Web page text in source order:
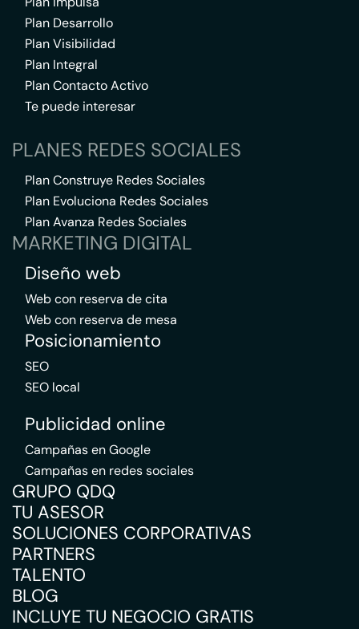
Plan Desarrollo
Plan Visibilidad
Plan Integral
Plan Contacto Activo
Te puede interesar
PLANES REDES SOCIALES
Plan Construye Redes Sociales
Plan Evoluciona Redes Sociales
Plan Avanza Redes Sociales
MARKETING DIGITAL
Diseño web
Web con reserva de cita
Web con reserva de mesa
Posicionamiento
SEO
SEO local
Publicidad online
Campañas en Google
Campañas en redes sociales
GRUPO QDQ
TU ASESOR
SOLUCIONES CORPORATIVAS
PARTNERS
TALENTO
BLOG
INCLUYE TU NEGOCIO GRATIS